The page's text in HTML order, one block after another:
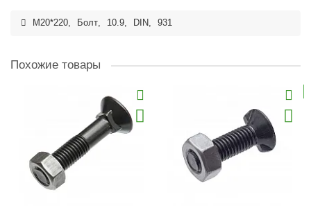
M20*220, Болт, 10.9, DIN, 931
Похожие товары